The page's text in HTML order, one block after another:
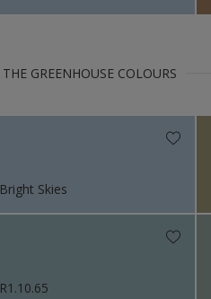
THE GREENHOUSE COLOURS
Bright Skies
R1.10.65